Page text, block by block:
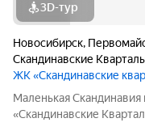
3D-тур
Новосибирск,
Скандинавские
ЖК «Скандинавские
Маленькая
«Скандинавские